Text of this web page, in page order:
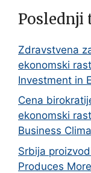
Poslednji
Zdravstvena
ekonomski
Investment in
Cena
ekonomski
Business
Srbija
Produces